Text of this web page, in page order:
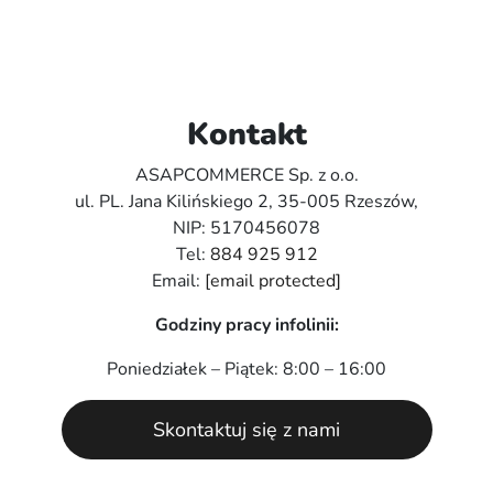
Kontakt
ASAPCOMMERCE Sp. z o.o.
ul. PL. Jana Kilińskiego 2, 35-005 Rzeszów,
NIP: 5170456078
Tel: 884 925 912
Email: [email protected]
Godziny pracy infolinii:
Poniedziałek – Piątek: 8:00 – 16:00
Skontaktuj się z nami